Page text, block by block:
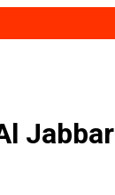
Jabbar